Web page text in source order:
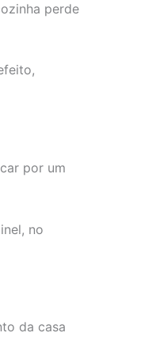
perde
por um
no
da casa